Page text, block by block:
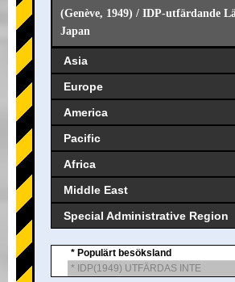
(Genève, 1949) / IDP-utfärdande
Japan
Asia
Europe
America
Pacific
Africa
Middle East
Special Administrative Region
* Populärt besöksland
* IDP(1949) UTFÄRDAS INTE